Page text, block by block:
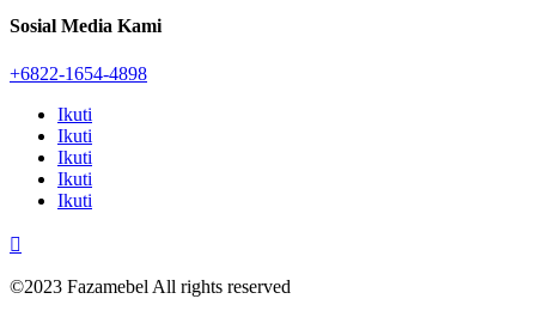
Sosial Media Kami
+6822-1654-4898
Ikuti
Ikuti
Ikuti
Ikuti
Ikuti

©2023 Fazamebel All rights reserved